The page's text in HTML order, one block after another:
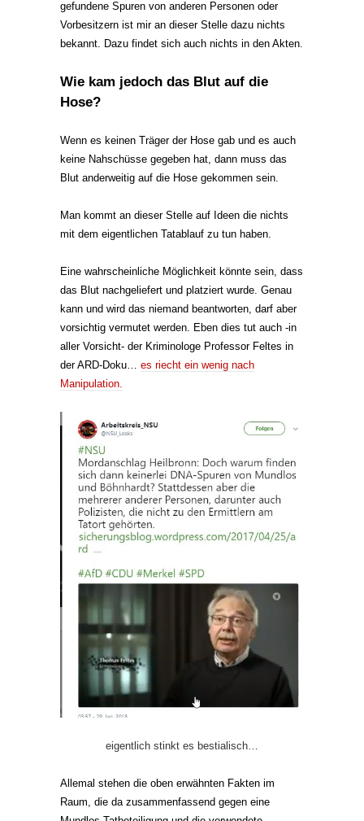
gefundene Spuren von anderen Personen oder
Vorbesitzern ist mir an dieser Stelle dazu nichts
bekannt. Dazu findet sich auch nichts in den Akten.
Wie kam jedoch das Blut auf die
Hose?
Wenn es keinen Träger der Hose gab und es auch
keine Nahschüsse gegeben hat, dann muss das
Blut anderweitig auf die Hose gekommen sein.
Man kommt an dieser Stelle auf Ideen die nichts
mit dem eigentlichen Tatablauf zu tun haben.
Eine wahrscheinliche Möglichkeit könnte sein, dass
das Blut nachgeliefert und platziert wurde. Genau
kann und wird das niemand beantworten, darf aber
vorsichtig vermutet werden. Eben dies tut auch -in
aller Vorsicht- der Kriminologe Professor Feltes in
der ARD-Doku… es riecht ein wenig nach
Manipulation.
eigentlich stinkt es bestialisch…
Allemal stehen die oben erwähnten Fakten im
Raum, die da zusammenfassend gegen eine